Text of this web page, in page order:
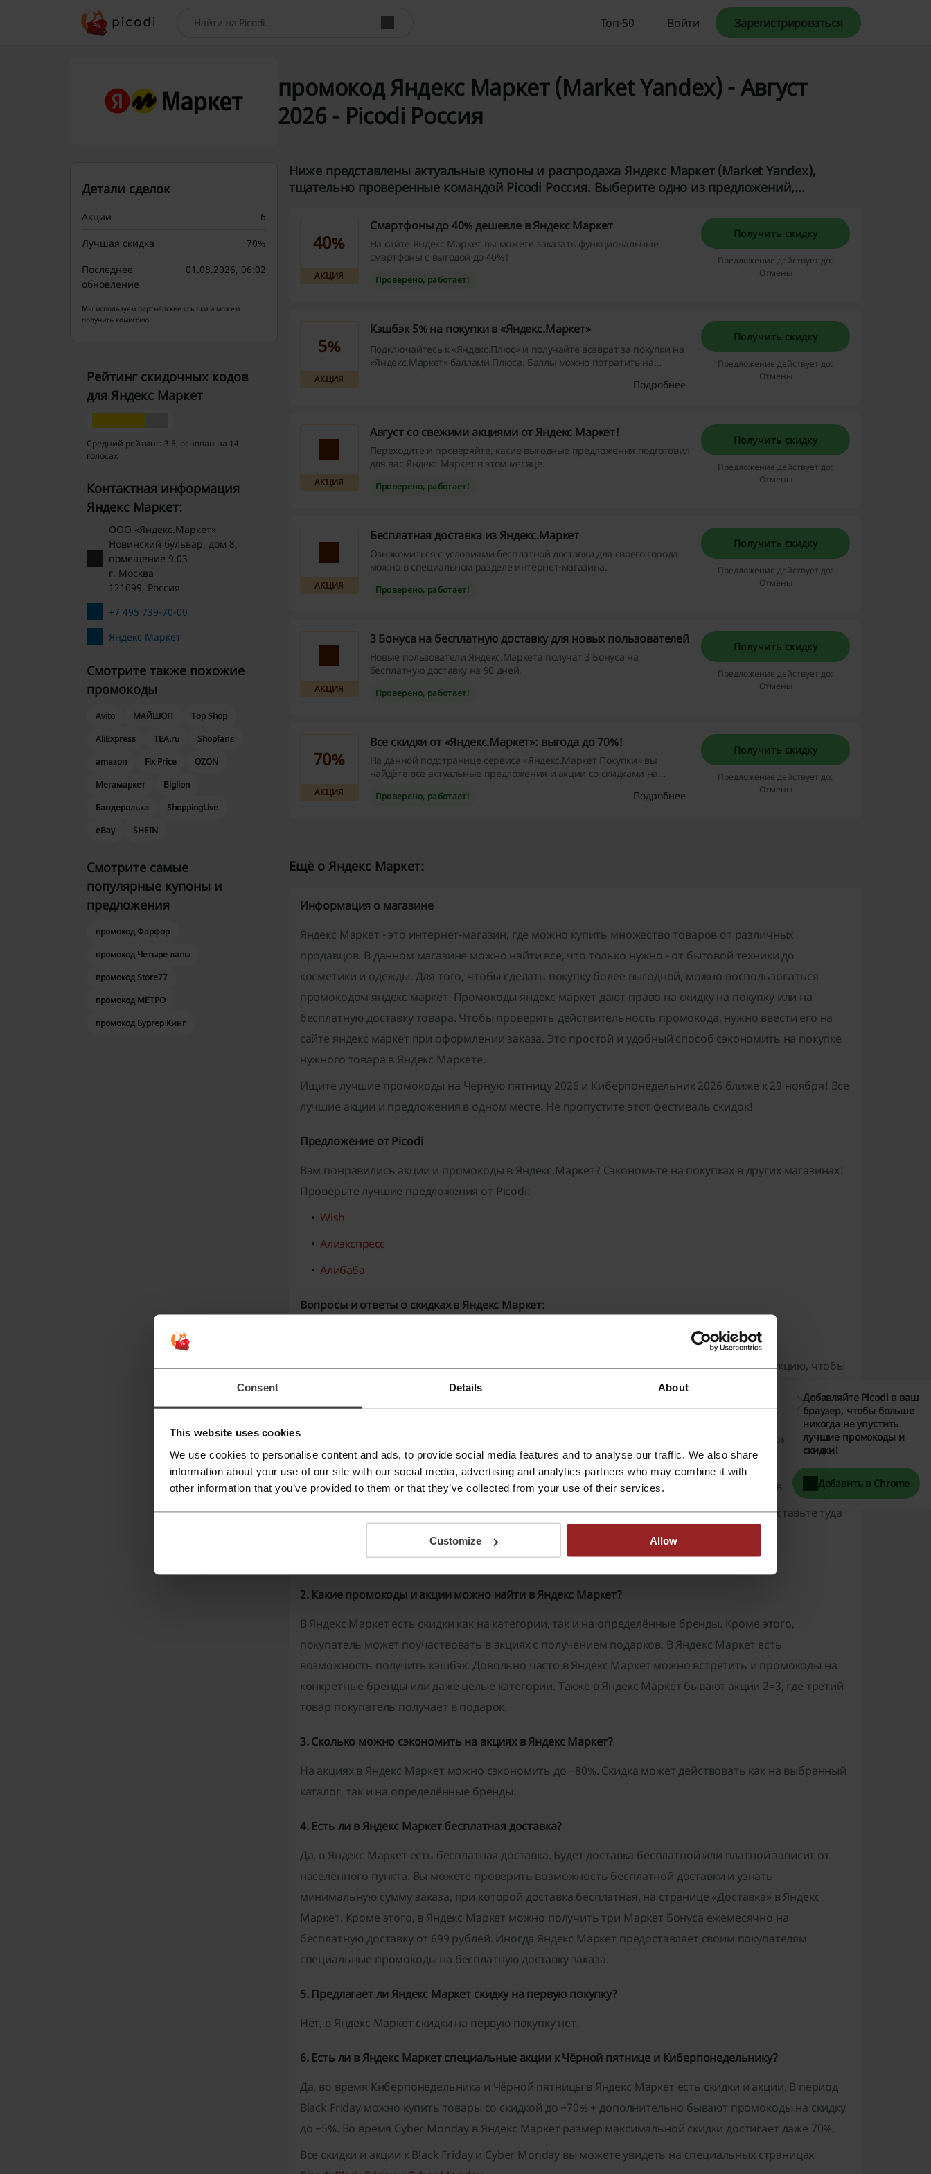
Consent Details About
This website uses cookies
We use cookies to personalise content and ads, to provide social media features and to analyse our traffic. We also share
information about your use of our site with our social media, advertising and analytics partners who may combine it with
other information that you’ve provided to them or that they’ve collected from your use of their services.
Customize Allow
Поиск Топ-50 Войти Зарегистрироваться
промокод Яндекс Маркет (Market Yandex) - Август
2026 - Picodi Россия
Ниже представлены актуальные купоны и распродажа Яндекс Маркет (Market Yandex),
тщательно проверенные командой Picodi Россия. Выберите одно из предложений,...
40%
АКЦИЯ
Смартфоны до 40% дешевле в Яндекс Маркет
На сайте Яндекс Маркет вы можете заказать функциональные
смартфоны с выгодой до 40%!
Проверено, работает!
Получить скидку
Предложение действует до:
Отмены
5%
АКЦИЯ
Кэшбэк 5% на покупки в «Яндекс.Маркет»
Подключайтесь к «Яндекс.Плюс» и получайте возврат за покупки на
«Яндекс.Маркет» баллами Плюса. Баллы можно потратить на
Подробнее
Получить скидку
Предложение действует до:
Отмены
АКЦИЯ
Август со свежими акциями от Яндекс Маркет!
Переходите и проверяйте, какие выгодные предложения подготовил
для вас Яндекс Маркет в этом месяце.
Проверено, работает!
Получить скидку
Предложение действует до:
Отмены
АКЦИЯ
Бесплатная доставка из Яндекс.Маркет
Ознакомиться с условиями бесплатной доставки для своего города
можно в специальном разделе интернет-магазина.
Проверено, работает!
Получить скидку
Предложение действует до:
Отмены
АКЦИЯ
3 Бонуса на бесплатную доставку для новых пользователей
Новые пользователи Яндекс.Маркета получат 3 Бонуса на
бесплатную доставку на 90 дней.
Проверено, работает!
Получить скидку
Предложение действует до:
Отмены
70%
АКЦИЯ
Все скидки от «Яндекс.Маркет»: выгода до 70%!
На данной подстранице сервиса «Яндекс.Маркет Покупки» вы
найдёте все актуальные предложения и акции со скидками на
Подробнее
Проверено, работает!
Получить скидку
Предложение действует до:
Отмены
Детали сделок
Акции
6
Лучшая скидка
70%
Последнее
обновление
01.08.2026, 06:02
Мы используем партнёрские ссылки и можем
получить комиссию.
Рейтинг скидочных кодов
для Яндекс Маркет
Средний рейтинг: 3.5, основан на 14
голосах
Контактная информация
Яндекс Маркет:
ООО «Яндекс.Маркет»
Новинский бульвар, дом 8,
помещение 9.03
г. Москва
121099, Россия
+7 495 739-70-00
Яндекс Маркет
Смотрите также похожие
промокоды
Avito МАЙШОП
Top Shop
AliExpress
TEA.ru
Shopfans
amazon
Fix Price
OZON
Мегамаркет
Biglion
Бандеролька
ShoppingLive
eBay
SHEIN
Смотрите самые
популярные купоны и
предложения
промокод Фарфор
промокод Четыре лапы
промокод Store77
промокод МЕТРО
промокод Бургер Кинг
Ещё о Яндекс Маркет:
Информация о магазине
Яндекс Маркет - это интернет-магазин, где можно купить множество товаров от различных
продавцов. В данном магазине можно найти все, что только нужно - от бытовой техники до
косметики и одежды. Для того, чтобы сделать покупку более выгодной, можно воспользоваться
промокодом яндекс маркет. Промокоды яндекс маркет дают право на скидку на покупку или на
бесплатную доставку товара. Чтобы проверить действительность промокода, нужно ввести его на
сайте яндекс маркет при оформлении заказа. Это простой и удобный способ сэкономить на покупке
нужного товара в Яндекс Маркете.
Ищите лучшие промокоды на Черную пятницу 2026 и Киберпонедельник 2026 ближе к 29 ноября! Все
лучшие акции и предложения в одном месте. Не пропустите этот фестиваль скидок!
Предложение от Picodi
Вам понравились акции и промокоды в Яндекс.Маркет? Сэкономьте на покупках в других магазинах!
Проверьте лучшие предложения от Picodi:
Wish
Алиэкспресс
Алибаба
Вопросы и ответы о скидках в Яндекс Маркет:
Активировать промокод на скидку в Яндекс Маркет можно легко! Прочитайте эту инструкцию, чтобы
знать как всего за несколько шагов сэкономить на покупке в Яндекс Маркет.
Выберите купон на сайте Picodi с акцией, которая вам понравилась.
В окошке, которое откроется после нажатия кнопки «Открыть промокод», появится комбинация
цифр и букв. Эта комбинация и является кодом на скидку. Скопируйте её.
Выберите на сайте Яндекс Маркет товары, которые планируете купить и добавьте их в корзину.
В разделе «Корзина» на сайте Яндекс Маркет вы увидите поле для ввода промокода. Вставьте туда
промокод, скопированный ранее, а затем нажмите кнопку «Применить».
Готово! Код активирован, а сумма покупки в Яндекс Маркет стала меньше.
2. Какие промокоды и акции можно найти в Яндекс Маркет?
В Яндекс Маркет есть скидки как на категории, так и на определённые бренды. Кроме этого,
покупатель может поучаствовать в акциях с получением подарков. В Яндекс Маркет есть
возможность получить кэшбэк. Довольно часто в Яндекс Маркет можно встретить и промокоды на
конкретные бренды или даже целые категории. Также в Яндекс Маркет бывают акции 2=3, где третий
товар покупатель получает в подарок.
3. Сколько можно сэкономить на акциях в Яндекс Маркет?
На акциях в Яндекс Маркет можно сэкономить до −80%. Скидка может действовать как на выбранный
каталог, так и на определённые бренды.
4. Есть ли в Яндекс Маркет бесплатная доставка?
Да, в Яндекс Маркет есть бесплатная доставка. Будет доставка бесплатной или платной зависит от
населённого пункта. Вы можете проверить возможность бесплатной доставки и узнать
минимальную сумму заказа, при которой доставка бесплатная, на странице «Доставка» в Яндекс
Маркет. Кроме этого, в Яндекс Маркет можно получить три Маркет Бонуса ежемесячно на
бесплатную доставку от 699 рублей. Иногда Яндекс Маркет предоставляет своим покупателям
специальные промокоды на бесплатную доставку заказа.
5. Предлагает ли Яндекс Маркет скидку на первую покупку?
Нет, в Яндекс Маркет скидки на первую покупку нет.
6. Есть ли в Яндекс Маркет специальные акции к Чёрной пятнице и Киберпонедельнику?
Да, во время Киберпонедельника и Чёрной пятницы в Яндекс Маркет есть скидки и акции. В период
Black Friday можно купить товары со скидкой до −70% + дополнительно бывают промокоды на скидку
до −5%. Во время Cyber Monday в Яндекс Маркет размер максимальной скидки достигает даже 70%.
Все скидки и акции к Black Friday и Cyber Monday вы можете увидеть на специальных страницах
Добавляйте Picodi в ваш
браузер, чтобы больше
никогда не упустить
лучшие промокоды и
скидки!
Добавить в Chrome